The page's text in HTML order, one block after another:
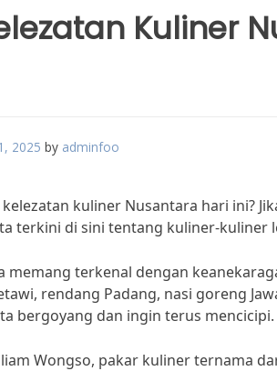
Kuliner
2025 by adminfoo
kuliner Nusantara hari ini?
terkini di sini tentang kuliner-kuliner
memang terkenal dengan
rendang Padang, nasi goreng
bergoyang dan ingin terus mencicipi.
Wongso, pakar kuliner ternama